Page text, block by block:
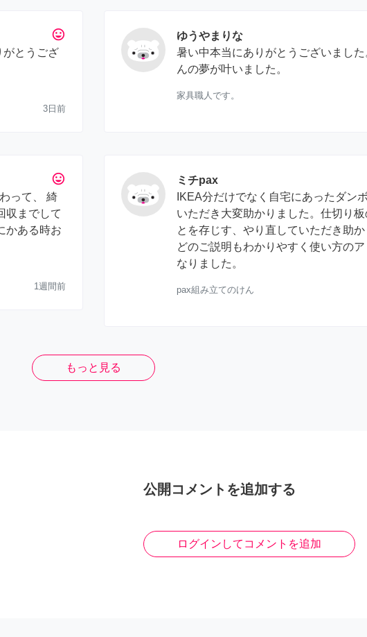
tag_faces
がとうござ
3日前
ゆうやまりな
暑い中本当にありがとうございまし
んの夢が叶いました。
家具職人です。
tag_faces
って、 綺
収までして
かある時お
1週間前
ミチpax
IKEA分だけでなく自宅にあったダン
いただき大変助かりました。仕切り
とを存じす、やり直していただき助
どのご説明もわかりやすく使い方の
なりました。
pax組み立てのけん
もっと見る
公開コメントを追加する
ログインしてコメントを追加